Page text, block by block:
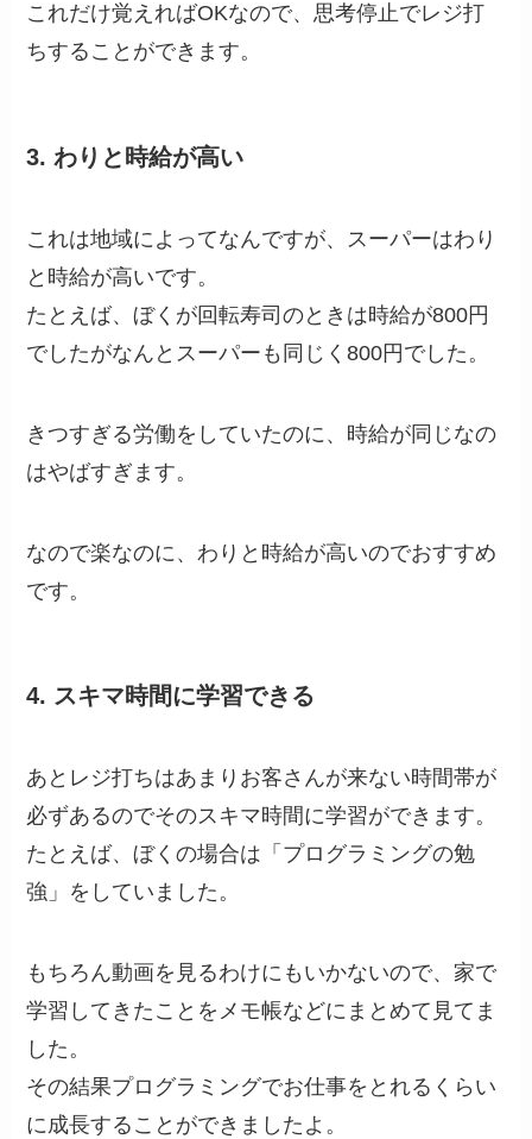
これだけ覚えればOKなので、思考停止でレジ打
ちすることができます。
3. わりと時給が高い
これは地域によってなんですが、スーパーはわり
と時給が高いです。
たとえば、ぼくが回転寿司のときは時給が800円
でしたがなんとスーパーも同じく800円でした。
きつすぎる労働をしていたのに、時給が同じなの
はやばすぎます。
なので楽なのに、わりと時給が高いのでおすすめ
です。
4. スキマ時間に学習できる
あとレジ打ちはあまりお客さんが来ない時間帯が
必ずあるのでそのスキマ時間に学習ができます。
たとえば、ぼくの場合は「プログラミングの勉
強」をしていました。
もちろん動画を見るわけにもいかないので、家で
学習してきたことをメモ帳などにまとめて見てま
した。
その結果プログラミングでお仕事をとれるくらい
に成長することができましたよ。